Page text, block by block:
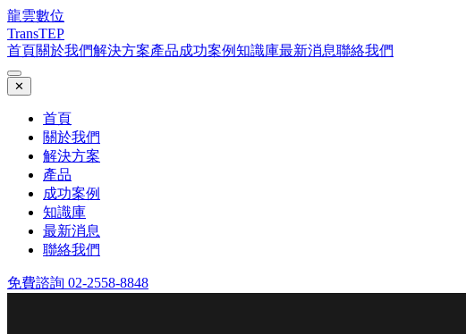
龍雲數位
TransTEP
首頁關於我們解決方案產品成功案例知識庫最新消息聯絡我們
✕
首頁
關於我們
解決方案
產品
成功案例
知識庫
最新消息
聯絡我們
免費諮詢 02-2558-8848